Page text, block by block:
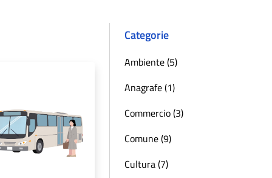
Categorie
Ambiente (5)
Anagrafe (1)
Commercio (3)
Comune (9)
Cultura (7)